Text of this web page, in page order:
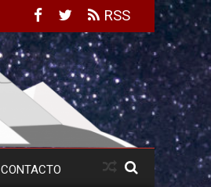
RSS
CONTACTO